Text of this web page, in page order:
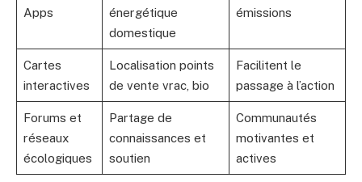
Apps
énergétique
domestique
émissions
Cartes
interactives
Localisation points
de vente vrac, bio
Facilitent le
passage à l’action
Forums et
réseaux
écologiques
Partage de
connaissances et
soutien
Communautés
motivantes et
actives